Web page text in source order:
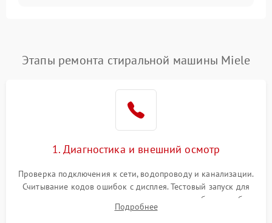
Замена платы управления Подробнее →
Этапы ремонта стиральной машины Miele
1. Диагностика и внешний осмотр
Проверка подключения к сети, водопроводу и канализации.
Считывание кодов ошибок с дисплея. Тестовый запуск для
выявления посторонних шумов, протечек или сбоев в работе
электронного модуля управления.
Подробнее